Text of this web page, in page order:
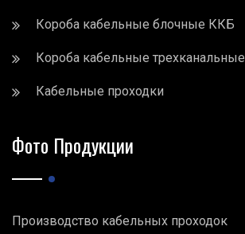
Короба кабельные блочные ККБ
Короба кабельные трехканальные
Кабельные проходки
Фото Продукции
Производство кабельных проходок